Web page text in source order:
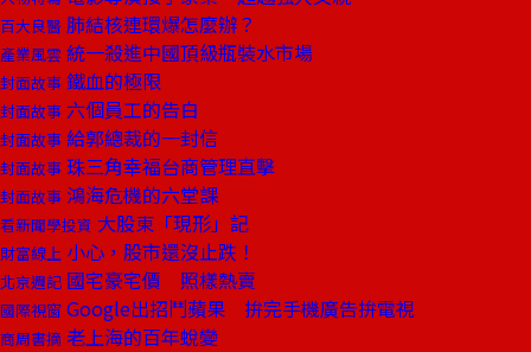
百大良醫 肺結核連環爆怎麼辦？
產業風雲 統一殺進中國頂級瓶裝水市場
封面故事 鐵血的極限
封面故事 六個員工的告白
封面故事 給郭總裁的一封信
封面故事 珠三角幸福台商管理直擊
封面故事 鴻海危機的六堂課
看新聞學投資 大股東「現形」記
財富線上 小心，股市還沒止跌！
北京週記 國宅豪宅價 照樣熱賣
國際視窗 Google出招鬥蘋果 拚完手機廣告拚電視
商周書摘 老上海的百年蛻變